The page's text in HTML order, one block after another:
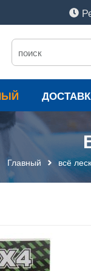
Главный всё